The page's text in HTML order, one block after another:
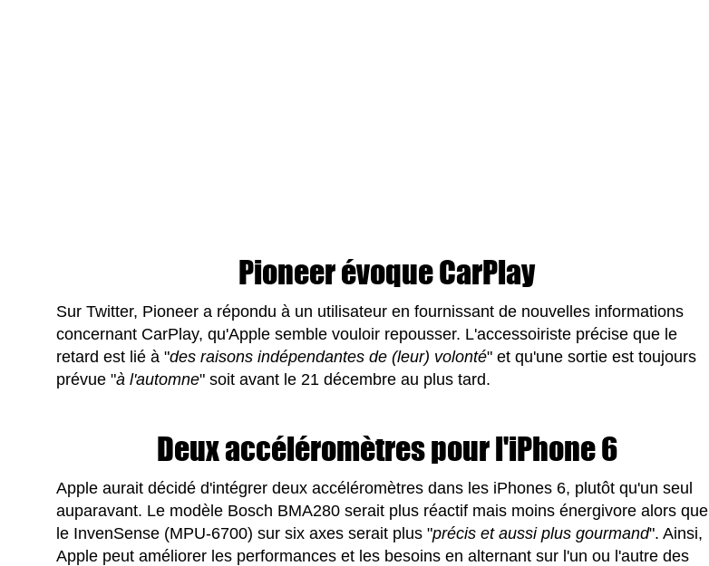
Pioneer évoque CarPlay
Sur Twitter, Pioneer a répondu à un utilisateur en fournissant de nouvelles informations
concernant CarPlay, qu'Apple semble vouloir repousser. L'accessoiriste précise que le
retard est lié à "des raisons indépendantes de (leur) volonté" et qu'une sortie est toujours
prévue "à l'automne" soit avant le 21 décembre au plus tard.
Deux accéléromètres pour l'iPhone 6
Apple aurait décidé d'intégrer deux accéléromètres dans les iPhones 6, plutôt qu'un seul
auparavant. Le modèle Bosch BMA280 serait plus réactif mais moins énergivore alors que
le InvenSense (MPU-6700) sur six axes serait plus "précis et aussi plus gourmand". Ainsi,
Apple peut améliorer les performances et les besoins en alternant sur l'un ou l'autre des